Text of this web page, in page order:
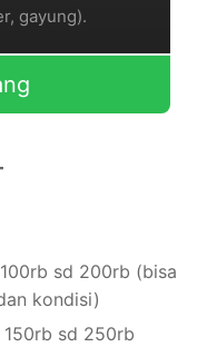
gayung).
sd 200rb (bisa
kondisi)
sd 250rb